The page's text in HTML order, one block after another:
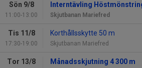
Sön 9/8
11:00-13:00
Interntävling
Skjutbanan Mariefred
Tis 11/8
17:30-19:00
Korthållsskytte 50 m
Skjutbanan Mariefred
Tor 13/8 Månadsskjutning 4 300 m